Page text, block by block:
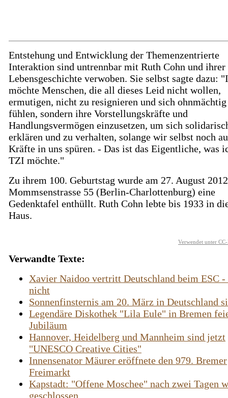
Entstehung und Entwicklung der Themenzentrierte
Interaktion sind untrennbar mit Ruth Cohn und ihrer
Lebensgeschichte verwoben. Sie selbst sagte dazu:
möchte Menschen, die all dieses Leid nicht wollen,
ermutigen, nicht zu resignieren und sich
fühlen, sondern ihre Vorstellungskräfte und
Handlungsvermögen einzusetzen, um sich
erklären und zu verhalten, solange wir selbst noch
Kräfte in uns spüren. - Das ist das Eigentliche, was
TZI möchte."
Zu ihrem 100. Geburtstag wurde am 27. August
Mommsenstrasse 55 (Berlin-Charlottenburg) eine
Gedenktafel enthüllt. Ruth Cohn lebte bis 1933 in
Haus.
Verwendet unter
Verwandte Texte:
Xavier Naidoo vertritt Deutschland beim ESC -
nicht
Sonnenfinsternis am 20. März in Deutschland
Legendäre Diskothek "Lila Eule" in Bremen
Jubiläum
Hannover, Heidelberg und Mannheim sind jetzt
"UNESCO Creative Cities"
Innensenator Mäurer eröffnete den 979. Bremer
Freimarkt
Kapstadt: "Offene Moschee" nach zwei Tagen
geschlossen